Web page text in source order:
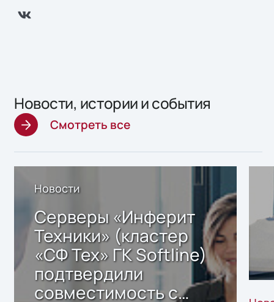
Новости, истории и события
Смотреть все
Новости
Серверы «Инферит
Техники» (кластер
«СФ Тех» ГК Softline)
подтвердили
совместимость с